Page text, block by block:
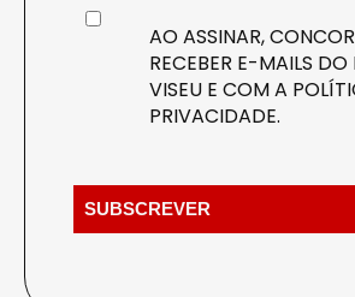
AO ASSINAR,
RECEBER E-MAILS
VISEU E COM A
PRIVACIDADE.